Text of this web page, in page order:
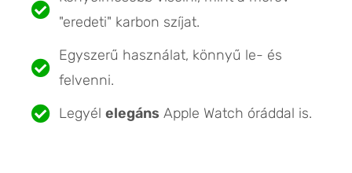
"eredeti" karbon szíjat.
Egyszerű használat, könnyű le- és
felvenni.
Legyél elegáns Apple Watch óráddal is.